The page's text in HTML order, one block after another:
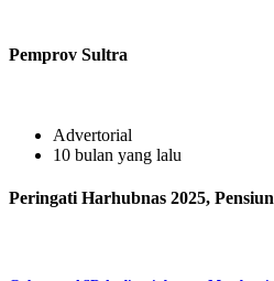
Pemprov Sultra
Advertorial
10 bulan yang lalu
Peringati Harhubnas 2025,